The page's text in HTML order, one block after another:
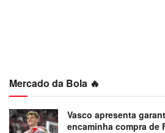
Mercado da Bola 🔥
Vasco apresenta
encaminha compra de